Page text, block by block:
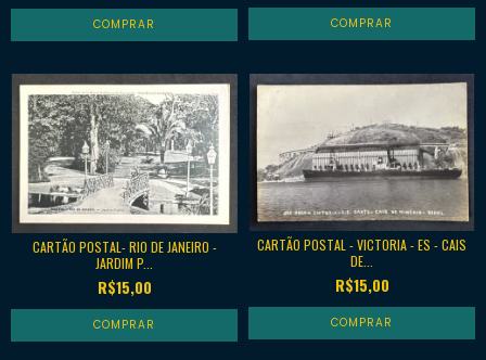
CARTÃO POSTAL- RIO DE JANEIRO -
JARDIM P...
R$15,00
CARTÃO POSTAL - VICTORIA - ES - CAIS
DE...
R$15,00